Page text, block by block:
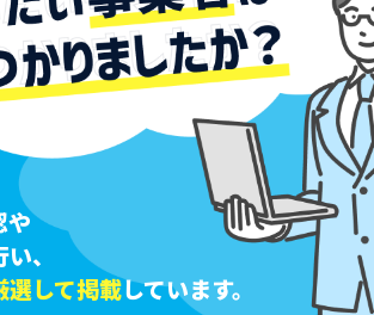
や
、
選して掲載しています。